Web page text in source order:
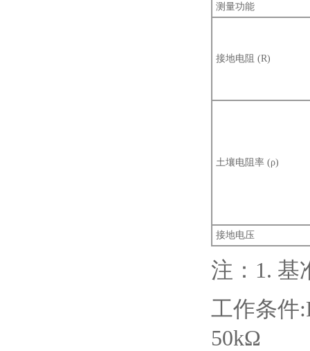
测量功能
接地电阻 (R)
土壤电阻率 (ρ)
接地电压
注：1. 基
工作条件
50kΩ